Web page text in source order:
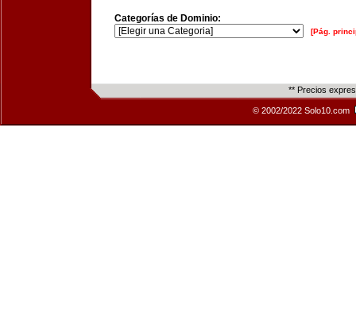
Categorías de Dominio:
[Pág.
** Precios
© 2002/2022 Solo10.com